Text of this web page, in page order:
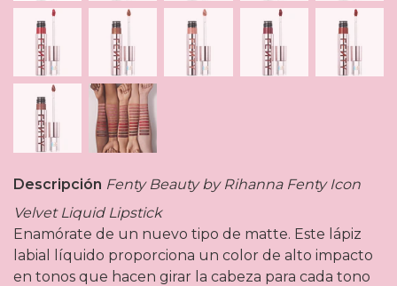
Descripción Fenty Beauty by Rihanna Fenty Icon
Velvet Liquid Lipstick
Enamórate de un nuevo tipo de matte. Este lápiz
labial líquido proporciona un color de alto impacto
en tonos que hacen girar la cabeza para cada tono